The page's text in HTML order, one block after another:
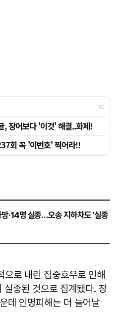
·14명 실종…오송 지하차도 '실종
로 내린 집중호우로 인해
종된 것으로 집계됐다. 장
데 인명피해는 더 늘어날